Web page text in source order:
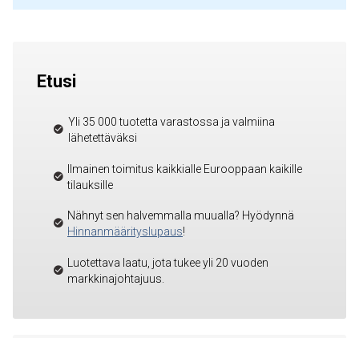
Etusi
Yli 35 000 tuotetta varastossa ja valmiina
lähetettäväksi
Ilmainen toimitus kaikkialle Eurooppaan kaikille
tilauksille
Nähnyt sen halvemmalla muualla? Hyödynnä
Hinnanmäärityslupaus!
Luotettava laatu, jota tukee yli 20 vuoden
markkinajohtajuus.